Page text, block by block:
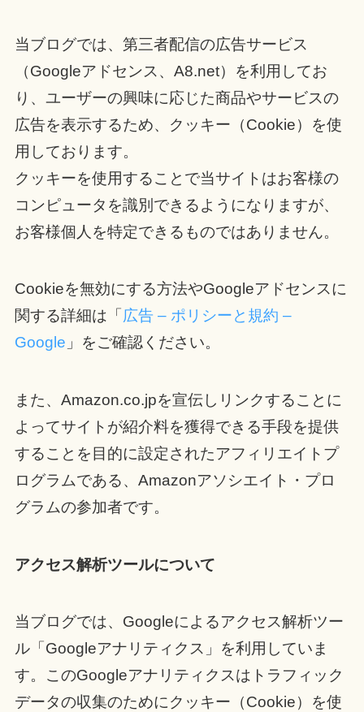
当ブログでは、第三者配信の広告サービス
（Googleアドセンス、A8.net）を利用してお
り、ユーザーの興味に応じた商品やサービスの
広告を表示するため、クッキー（Cookie）を使
用しております。
クッキーを使用することで当サイトはお客様の
コンピュータを識別できるようになりますが、
お客様個人を特定できるものではありません。
Cookieを無効にする方法やGoogleアドセンスに
関する詳細は「 広告 – ポリシーと規約 –
Google 」をご確認ください。
また、Amazon.co.jpを宣伝しリンクすることに
よってサイトが紹介料を獲得できる手段を提供
することを目的に設定されたアフィリエイトプ
ログラムである、Amazonアソシエイト・プロ
グラムの参加者です。
アクセス解析ツールについて
当ブログでは、Googleによるアクセス解析ツー
ル「Googleアナリティクス」を利用していま
す。このGoogleアナリティクスはトラフィック
データの収集のためにクッキー（Cookie）を使